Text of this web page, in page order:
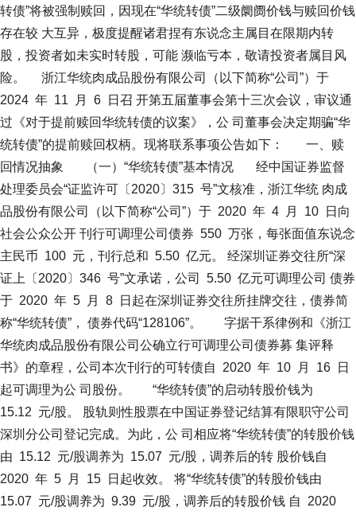
转债”将被强制赎回，因现在“华统转债”二级阛阓价钱与赎回价钱
存在较 大互异，极度提醒诸君捏有东说念主属目在限期内转
股，投资者如未实时转股，可能 濒临亏本，敬请投资者属目风
险。 浙江华统肉成品股份有限公司（以下简称“公司”）于
2024 年 11 月 6 日召 开第五届董事会第十三次会议，审议通
过《对于提前赎回华统转债的议案》，公 司董事会决定期骗“华
统转债”的提前赎回权柄。现将联系事项公告如下： 一、赎
回情况抽象 （一）“华统转债”基本情况 经中国证券监督
处理委员会“证监许可〔2020〕315 号”文核准，浙江华统 肉成
品股份有限公司（以下简称“公司”）于 2020 年 4 月 10 日向
社会公众公开 刊行可调理公司债券 550 万张，每张面值东说念
主民币 100 元，刊行总和 5.50 亿元。 经深圳证券交往所“深
证上〔2020〕346 号”文承诺，公司 5.50 亿元可调理公司 债券
于 2020 年 5 月 8 日起在深圳证券交往所挂牌交往，债券简
称“华统转债”， 债券代码“128106”。 字据干系律例和《浙江
华统肉成品股份有限公司公确立行可调理公司债券募 集评释
书》的章程，公司本次刊行的可转债自 2020 年 10 月 16 日
起可调理为公 司股份。 “华统转债”的启动转股价钱为
15.12 元/股。 股轨则性股票在中国证券登记结算有限职守公司
深圳分公司登记完成。为此，公 司相应将“华统转债”的转股价钱
由 15.12 元/股调养为 15.07 元/股，调养后的转 股价钱自
2020 年 5 月 15 日起收效。 将“华统转债”的转股价钱由
15.07 元/股调养为 9.39 元/股，调养后的转股价钱 自 2020